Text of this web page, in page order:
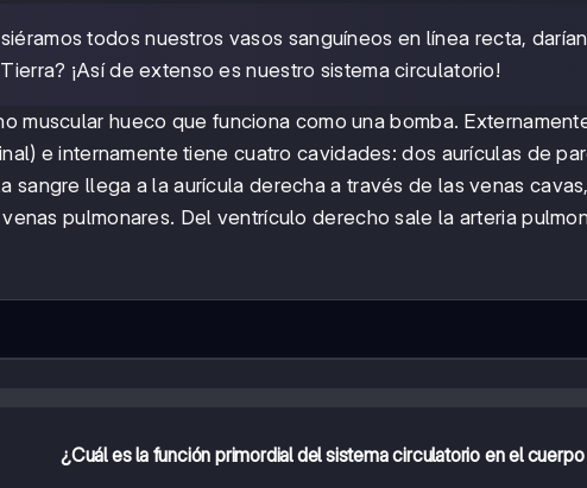
todos nuestros vasos sanguíneos en línea recta,
¡Así de extenso es nuestro sistema circulatorio!
muscular hueco que funciona como una bomba.
e internamente tiene cuatro cavidades: dos aurículas de
sangre llega a la aurícula derecha a través de las venas
pulmonares. Del ventrículo derecho sale la arteria
¿Cuál es la función primordial del sistema circulatorio en el